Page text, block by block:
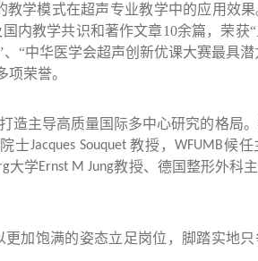
学模式在超声专业教学中的应用效
内教学共识和著作文章10余篇，荣获
“中华医学会超声创新优课大赛最具潜
荣誉。
造主导高质量国际多中心研究的格局
士Jacques Souquet教授，WFUMB候任
大学Ernst M Jung教授、德国整形外科
加饱满的姿态立足岗位，脚踏实地